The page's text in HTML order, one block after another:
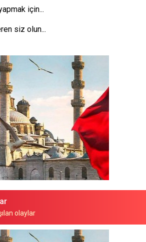
için...
siz olun...
olaylar